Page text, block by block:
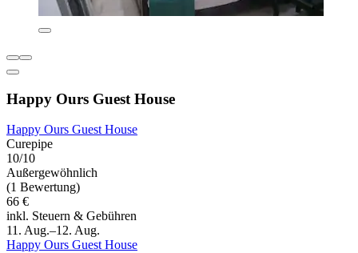
Happy Ours Guest House
Happy Ours Guest House
Curepipe
10/10
Außergewöhnlich
(1 Bewertung)
66 €
inkl. Steuern & Gebühren
11. Aug.–12. Aug.
Happy Ours Guest House